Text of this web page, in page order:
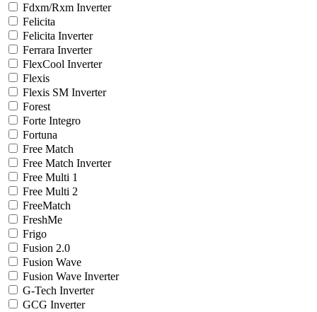
Fdxm/Rxm Inverter
Felicita
Felicita Inverter
Ferrara Inverter
FlexCool Inverter
Flexis
Flexis SM Inverter
Forest
Forte Integro
Fortuna
Free Match
Free Match Inverter
Free Multi 1
Free Multi 2
FreeMatch
FreshMe
Frigo
Fusion 2.0
Fusion Wave
Fusion Wave Inverter
G-Tech Inverter
GCG Inverter